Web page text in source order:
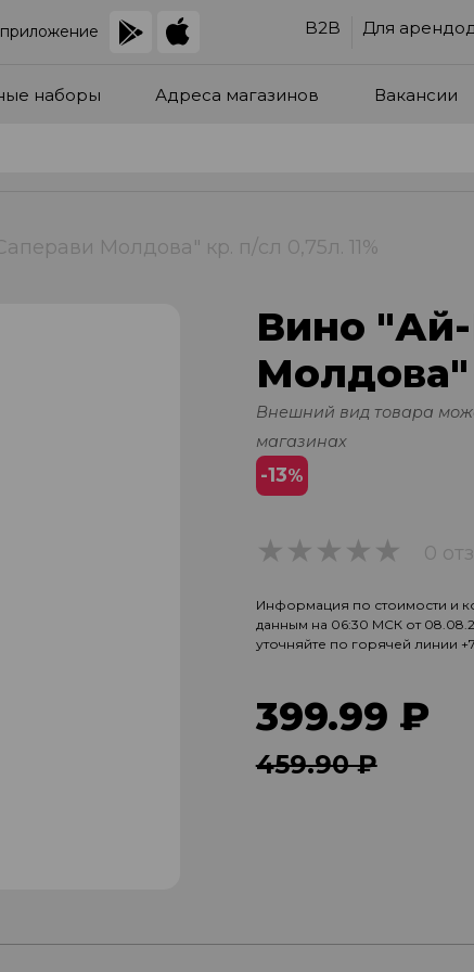
приложение B2B Для
наборы Адреса магазинов Вакансии
Молдова" кр. п/сл 0,75л. 11%
Вино
Молдова"
Внешний вид товара
магазинах
-13%
0
Информация по стоимости и
данным на 06:30 МСК от
уточняйте по горячей линии
399.99 ₽
459.90 ₽